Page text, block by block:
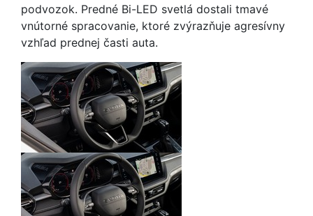
podvozok. Predné Bi-LED svetlá dostali tmavé
vnútorné spracovanie, ktoré zvýrazňuje agresívny
vzhľad prednej časti auta.